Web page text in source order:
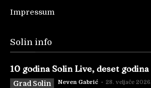
Impressum
Solin info
10 godina Solin Live, deset godina
Grad Solin Neven Gabrić - 28. veljače 2026.